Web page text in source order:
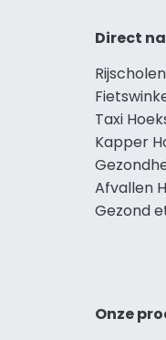
Direct
Taxi
Kapper
Afvallen
Gezond
Onze